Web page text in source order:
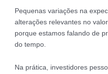
Pequenas variações na
alterações relevantes no
porque estamos falando de
do tempo.
Na prática, investidores